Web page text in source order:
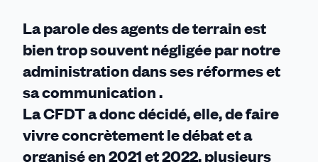
La parole des agents de terrain est
bien trop souvent négligée par notre
administration dans ses réformes et
sa communication .
La CFDT a donc décidé, elle, de faire
vivre concrètement le débat et a
organisé en 2021 et 2022, plusieurs